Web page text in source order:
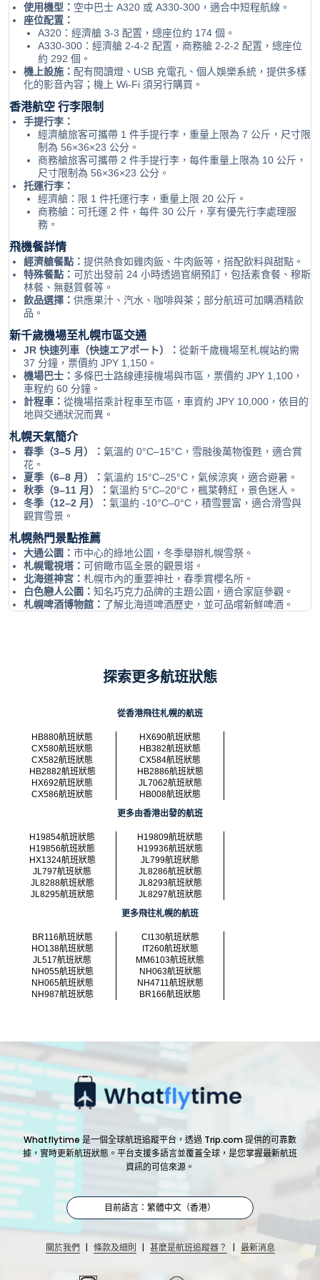
使用機型： 空中巴士 A320 或 A330-300，適合中短程航線。
座位配置：
A320：經濟艙 3-3 配置，總座位約 174 個。
A330-300：經濟艙 2-4-2 配置，商務艙 2-2-2 配置，總座位
約 292 個。
機上設施： 配有閱讀燈、USB 充電孔、個人娛樂系統，提供多樣
化的影音內容；機上 Wi-Fi 須另行購買。
香港航空 行李限制
手提行李：
經濟艙旅客可攜帶 1 件手提行李，重量上限為 7 公斤，尺寸限
制為 56×36×23 公分。
商務艙旅客可攜帶 2 件手提行李，每件重量上限為 10 公斤，
尺寸限制為 56×36×23 公分。
托運行李：
經濟艙：限 1 件托運行李，重量上限 20 公斤。
商務艙：可托運 2 件，每件 30 公斤，享有優先行李處理服
務。
飛機餐詳情
經濟艙餐點： 提供熱食如雞肉飯、牛肉飯等，搭配飲料與甜點。
特殊餐點： 可於出發前 24 小時透過官網預訂，包括素食餐、穆斯
林餐、無麩質餐等。
飲品選擇： 供應果汁、汽水、咖啡與茶；部分航班可加購酒精飲
品。
新千歲機場至札幌市區交通
JR 快速列車（快速エアポート）： 從新千歲機場至札幌站約需
37 分鐘，票價約 JPY 1,150。
機場巴士： 多條巴士路線連接機場與市區，票價約 JPY 1,100，
車程約 60 分鐘。
計程車： 從機場搭乘計程車至市區，車資約 JPY 10,000，依目的
地與交通狀況而異。
札幌天氣簡介
春季（3–5 月）： 氣溫約 0°C–15°C，雪融後萬物復甦，適合賞
花。
夏季（6–8 月）： 氣溫約 15°C–25°C，氣候涼爽，適合避暑。
秋季（9–11 月）： 氣溫約 5°C–20°C，楓葉轉紅，景色迷人。
冬季（12–2 月）： 氣溫約 -10°C–0°C，積雪豐富，適合滑雪與
觀賞雪景。
札幌熱門景點推薦
大通公園： 市中心的綠地公園，冬季舉辦札幌雪祭。
札幌電視塔： 可俯瞰市區全景的觀景塔。
北海道神宮： 札幌市內的重要神社，春季賞櫻名所。
白色戀人公園： 知名巧克力品牌的主題公園，適合家庭參觀。
札幌啤酒博物館： 了解北海道啤酒歷史，並可品嚐新鮮啤酒。
探索更多航班狀態
從香港飛往札幌的航班
HB880航班狀態
HX690航班狀態
CX580航班狀態
HB382航班狀態
CX582航班狀態
CX584航班狀態
HB2882航班狀態
HB2886航班狀態
HX692航班狀態
JL7062航班狀態
CX586航班狀態
HB008航班狀態
更多由香港出發的航班
H19854航班狀態
H19809航班狀態
H19856航班狀態
H19936航班狀態
HX1324航班狀態
JL799航班狀態
JL797航班狀態
JL8286航班狀態
JL8288航班狀態
JL8293航班狀態
JL8295航班狀態
JL8297航班狀態
更多飛往札幌的航班
BR116航班狀態
CI130航班狀態
HO138航班狀態
IT260航班狀態
JL517航班狀態
MM6103航班狀態
NH055航班狀態
NH063航班狀態
NH065航班狀態
NH4711航班狀態
NH987航班狀態
BR166航班狀態
Whatflytime 是一個全球航班追蹤平台，透過 Trip.com 提供的可靠數
據，實時更新航班狀態。平台支援多語言並覆蓋全球，是您掌握最新航班
資訊的可信來源。
目前語言：繁體中文（香港）
關於我們 | 條款及細則 | 甚麼是航班追蹤器？ | 最新消息